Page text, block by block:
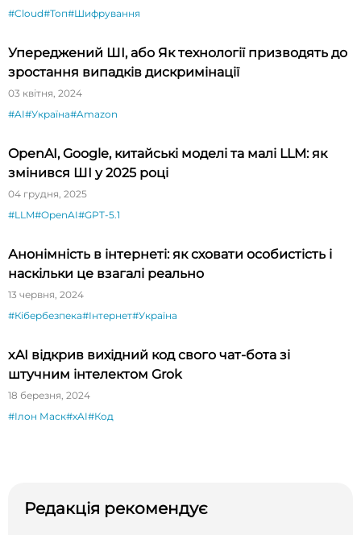
#Cloud#Топ#Шифрування
Упереджений ШІ, або Як технології призводять до
зростання випадків дискримінації
03 квітня, 2024
#AI#Україна#Amazon
OpenAI, Google, китайські моделі та малі LLM: як
змінився ШІ у 2025 році
04 грудня, 2025
#LLM#OpenAI#GPT-5.1
Анонімність в інтернеті: як сховати особистість і
наскільки це взагалі реально
13 червня, 2024
#Кібербезпека#Інтернет#Україна
xAI відкрив вихідний код свого чат-бота зі
штучним інтелектом Grok
18 березня, 2024
#Ілон Маск#xAI#Код
Редакція рекомендує